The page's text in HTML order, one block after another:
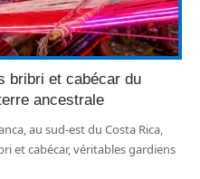
bribri et cabécar du
ancestrale
au sud-est du Costa Rica,
et cabécar, véritables gardiens